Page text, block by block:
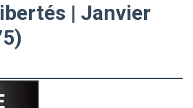
| Janvier